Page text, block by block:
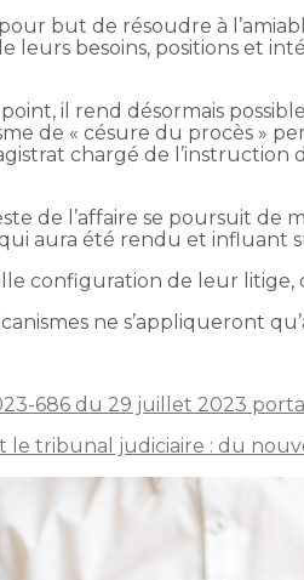
but de résoudre à
leurs besoins, positions et
il rend désormais
de « césure du procès »
chargé de
de l’affaire se poursuit
aura été rendu et influant
configuration de leur
ne s’appliqueront
686 du 29 juillet 2023
le tribunal judiciaire : du